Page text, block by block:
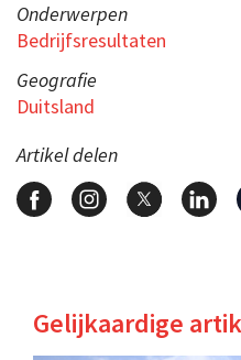
Onderwerpen
Bedrijfsresultaten
Geografie
Duitsland
Artikel delen
Gelijkaardige